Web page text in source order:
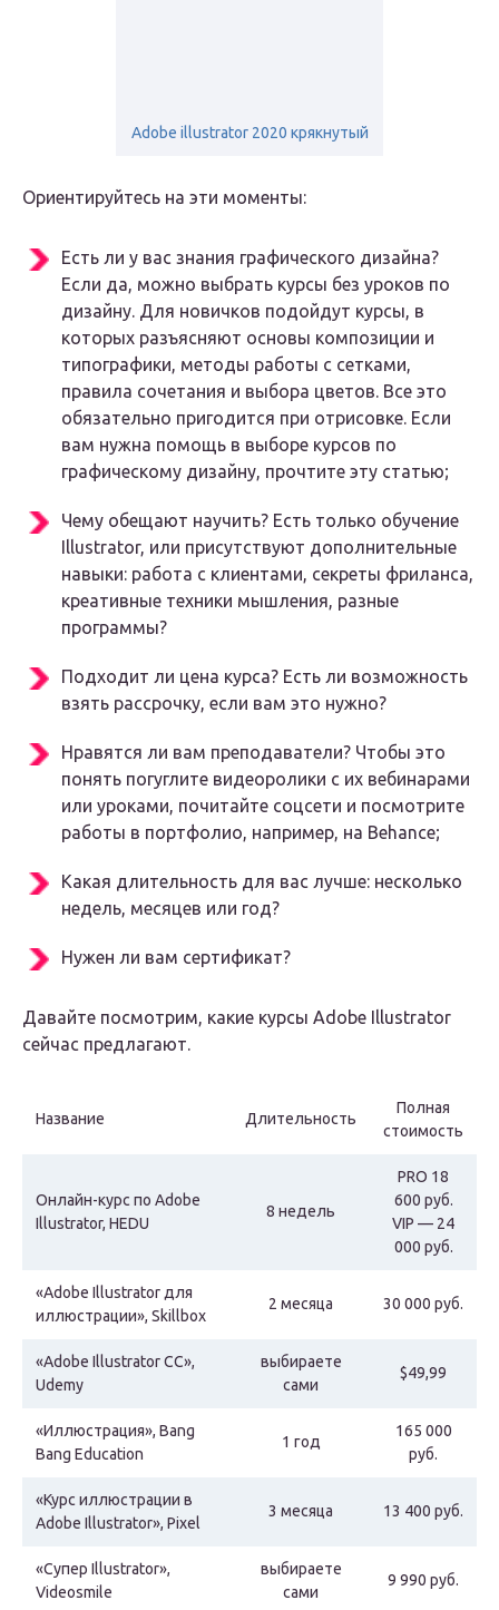
Adobe illustrator 2020 крякнутый
Ориентируйтесь на эти моменты:
Есть ли у вас знания графического дизайна?
Если да, можно выбрать курсы без уроков по
дизайну. Для новичков подойдут курсы, в
которых разъясняют основы композиции и
типографики, методы работы с сетками,
правила сочетания и выбора цветов. Все это
обязательно пригодится при отрисовке. Если
вам нужна помощь в выборе курсов по
графическому дизайну, прочтите эту статью;
Чему обещают научить? Есть только обучение
Illustrator, или присутствуют дополнительные
навыки: работа с клиентами, секреты фриланса,
креативные техники мышления, разные
программы?
Подходит ли цена курса? Есть ли возможность
взять рассрочку, если вам это нужно?
Нравятся ли вам преподаватели? Чтобы это
понять погуглите видеоролики с их вебинарами
или уроками, почитайте соцсети и посмотрите
работы в портфолио, например, на Behance;
Какая длительность для вас лучше: несколько
недель, месяцев или год?
Нужен ли вам сертификат?
Давайте посмотрим, какие курсы Adobe Illustrator
сейчас предлагают.
Название Длительность
Полная
стоимость
Онлайн-курс по Adobe
Illustrator, HEDU
8 недель
PRO 18
600 руб.
VIP — 24
000 руб.
«Adobe Illustrator для
иллюстрации», Skillbox
2 месяца 30 000 руб.
«Adobe Illustrator CC»,
Udemy
выбираете
сами
$49,99
«Иллюстрация», Bang
Bang Education
1 год
165 000
руб.
«Курс иллюстрации в
Adobe Illustrator», Pixel
3 месяца 13 400 руб.
«Супер Illustrator»,
Videosmile
выбираете
сами
9 990 руб.